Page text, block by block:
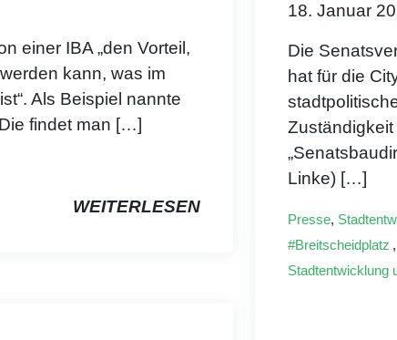
einer IBA „den Vorteil,
kann, was im
Als Beispiel nannte
findet man […]
WEITERLESEN
18. Januar
Die
hat für die
Linke) […]
Presse,
Breitscheidplatz ,
Stadtentwicklung